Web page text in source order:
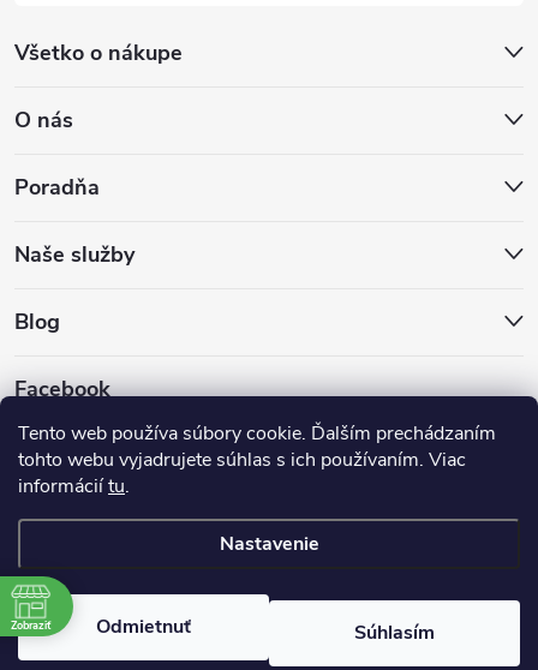
Tento web používa súbory cookie. Ďalším prechádzaním
tohto webu vyjadrujete súhlas s ich používaním. Viac
informáciítu.
Nastavenie
Odmietnuť Súhlasím
Všetko o nákupe
O nás
Poradňa
Naše služby
Blog
Facebook
Copyright 2026 Hokejovekorcule.sk. Všetky práva vyhradené.
Zobraziť